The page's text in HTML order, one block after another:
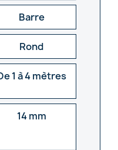
Barre
Rond
1 à 4 mètres
14 mm